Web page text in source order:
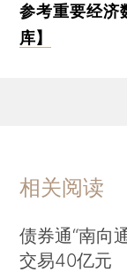
参考重要经济
库】
相关阅读
债券通“南向
交易40亿元